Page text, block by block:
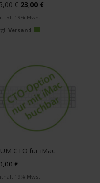
€ Ursprünglicher
Preis
war:
23,00 €
19% Mwst.
Versand
CTO für iMac
€
19% Mwst.